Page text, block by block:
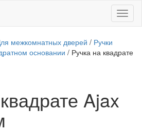
межкомнатных дверей / Ручки
основании / Ручка на квадрате
Ajax